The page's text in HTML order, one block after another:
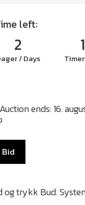
left:
2
/ Days
ends: 16.